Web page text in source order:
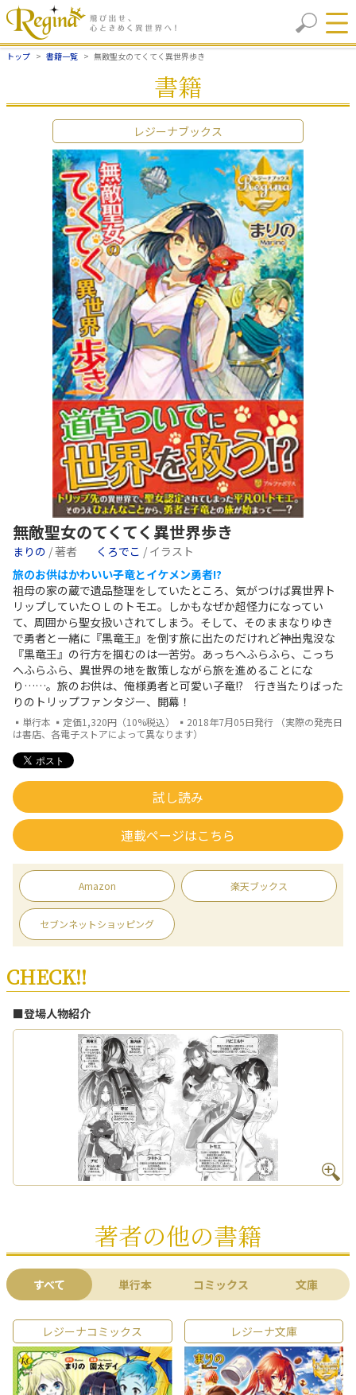
トップ 書籍一覧 無敵聖女のてくてく異世界歩き
書籍
レジーナブックス
無敵聖女のてくてく異世界歩き
まりの / 著者 くろでこ / イラスト
旅のお供はかわいい子竜とイケメン勇者!?
祖母の家の蔵で遺品整理をしていたところ、気がつけば異世界ト
リップしていたＯＬのトモエ。しかもなぜか超怪力になってい
て、周囲から聖女扱いされてしまう。そして、そのままなりゆき
で勇者と一緒に『黒竜王』を倒す旅に出たのだけれど――神出鬼没な
『黒竜王』の行方を掴むのは一苦労。あっちへふらふら、こっち
へふらふら、異世界の地を散策しながら旅を進めることにな
り……。旅のお供は、俺様勇者と可愛い子竜!? 行き当たりばった
りのトリップファンタジー、開幕！
▪単行本 ▪定価1,320円（10%税込） ▪2018年7月05日発行 （実際の発売日
は書店、各電子ストアによって異なります）
試し読み
連載ページはこちら
Amazon 楽天ブックス
セブンネットショッピング
CHECK!!
■登場人物紹介
著者の他の書籍
すべて 単行本 コミックス 文庫
レジーナコミックス レジーナ文庫